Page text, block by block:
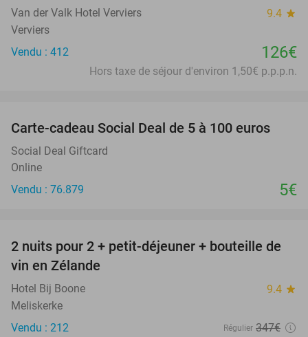
Van der Valk Hotel Verviers 9.4 star
Verviers
Vendu : 412
126€
Hors taxe de séjour d'environ 1,50€ p.p.p.n.
Carte-cadeau Social Deal de 5 à 100 euros
Social Deal Giftcard
Online
Vendu : 76.879
5€
55%
2 nuits pour 2 + petit-déjeuner + bouteille de
vin en Zélande
Hotel Bij Boone 9.4 star
Meliskerke
Vendu : 212
Régulier 347€